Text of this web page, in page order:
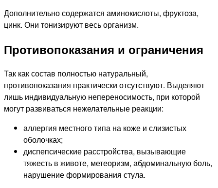
Дополнительно содержатся аминокислоты, фруктоза,
цинк. Они тонизируют весь организм.
Противопоказания и ограничения
Так как состав полностью натуральный,
противопоказания практически отсутствуют. Выделяют
лишь индивидуальную непереносимость, при которой
могут развиваться нежелательные реакции:
аллергия местного типа на коже и слизистых
оболочках;
диспепсические расстройства, вызывающие
тяжесть в животе, метеоризм, абдоминальную боль,
нарушение формирования стула.